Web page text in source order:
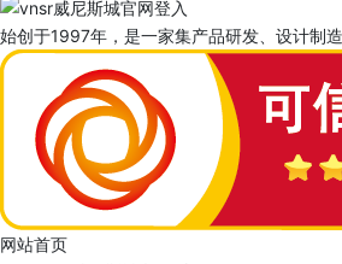
始创于1997年，是一家集产品研发、设计制
网站首页